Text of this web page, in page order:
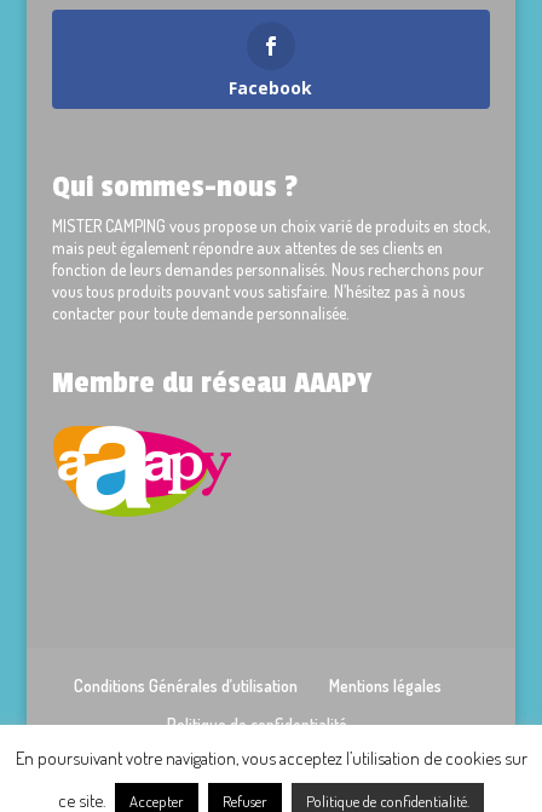
Facebook
Qui sommes-nous ?
MISTER CAMPING vous propose un choix varié de produits en stock,
mais peut également répondre aux attentes de ses clients en
fonction de leurs demandes personnalisés. Nous recherchons pour
vous tous produits pouvant vous satisfaire. N’hésitez pas à nous
contacter pour toute demande personnalisée.
Membre du réseau AAAPY
Conditions Générales d’utilisation
Mentions légales
Politique de confidentialité
Design deGlyphe Studio Graphique- © 2026
En poursuivant votre navigation, vous acceptez l’utilisation de cookies sur
ce site.
Accepter Refuser Politique de confidentialité.